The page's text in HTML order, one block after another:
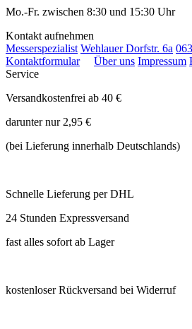
Mo.-Fr. zwischen 8:30 und 15:30 Uhr
Kontakt aufnehmen
Messerspezialist Wehlauer Dorfstr. 6a
Kontaktformular
Über uns Impressum
Service
Versandkostenfrei ab 40 €
darunter nur 2,95 €
(bei Lieferung innerhalb Deutschlands)
Schnelle Lieferung per DHL
24 Stunden Expressversand
fast alles sofort ab Lager
kostenloser Rückversand bei Widerruf